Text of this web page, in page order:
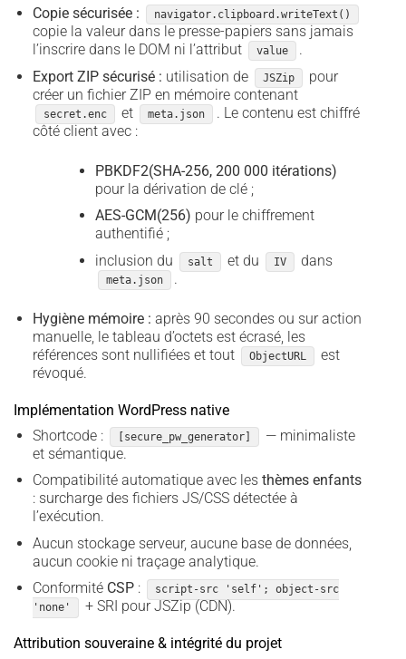
Copie sécurisée : navigator.clipboard.writeText()
copie la valeur dans le presse-papiers sans jamais
l’inscrire dans le DOM ni l’attribut
value
.
Export ZIP sécurisé : utilisation de JSZip
pour
créer un fichier ZIP en mémoire contenant
secret.enc et meta.json
. Le contenu est chiffré
côté client avec :
PBKDF2(SHA-256, 200 000 itérations)
pour la dérivation de clé ;
AES-GCM(256) pour le chiffrement
authentifié ;
inclusion du
salt et du IV dans
meta.json .
Hygiène mémoire : après 90 secondes ou sur action
manuelle, le tableau d’octets est écrasé, les
références sont nullifiées et tout
ObjectURL
est
révoqué.
Implémentation WordPress native
Shortcode :
[secure_pw_generator]
— minimaliste
et sémantique.
Compatibilité automatique avec les thèmes enfants
: surcharge des fichiers JS/CSS détectée à
l’exécution.
Aucun stockage serveur, aucune base de données,
aucun cookie ni traçage analytique.
Conformité CSP:
script-src 'self'; object-src
'none'
+ SRI pour JSZip (CDN).
Attribution souveraine & intégrité du projet